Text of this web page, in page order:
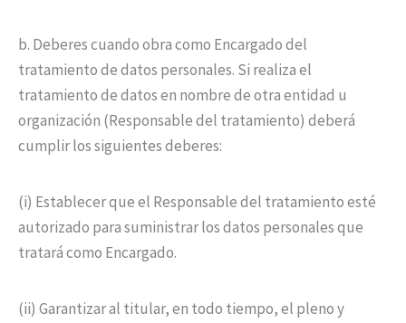
b. Deberes cuando obra como Encargado del
tratamiento de datos personales. Si realiza el
tratamiento de datos en nombre de otra entidad u
organización (Responsable del tratamiento) deberá
cumplir los siguientes deberes:
(i) Establecer que el Responsable del tratamiento esté
autorizado para suministrar los datos personales que
tratará como Encargado.
(ii) Garantizar al titular, en todo tiempo, el pleno y